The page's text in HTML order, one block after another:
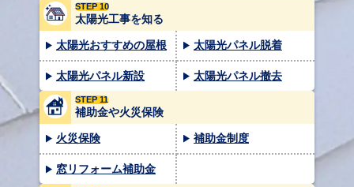
STEP 10
太陽光工事を知る
太陽光おすすめの屋根 太陽光パネル脱着
太陽光パネル新設 太陽光パネル撤去
STEP 11
補助金や火災保険
火災保険 補助金制度
窓リフォーム補助金